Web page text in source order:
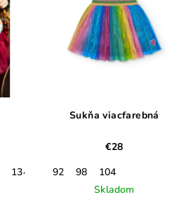
134
140
Sukňa viacfarebná
€28
92
98
104
Skladom